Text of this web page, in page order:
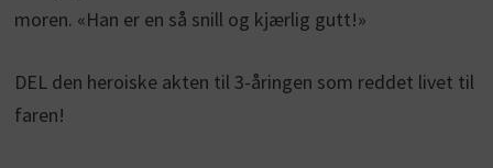
moren. «Han er en så snill og kjærlig gutt!»
DEL den heroiske akten til 3-åringen som reddet livet til
faren!